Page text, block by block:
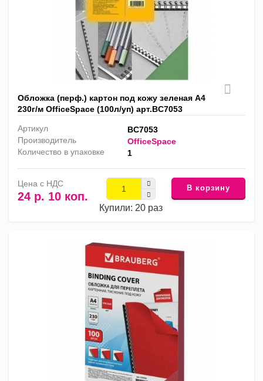
Обложка (перф.) картон под кожу зеленая А4
230г/м OfficeSpace (100л/уп) арт.BC7053
Артикул
BC7053
Производитель
OfficeSpace
Количество в упаковке
1
Цена с НДС
24 р. 10 коп.
Купили: 20 раз
В корзину